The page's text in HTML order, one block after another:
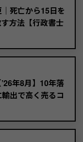
死亡から15日を
方法【行政書士
年8月】10年落
出で高く売るコ